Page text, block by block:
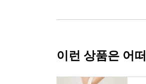
이런 상품은 어